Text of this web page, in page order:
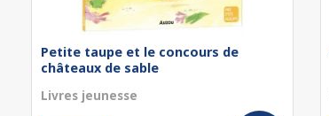
Petite taupe et le concours de
châteaux de sable
Livres jeunesse